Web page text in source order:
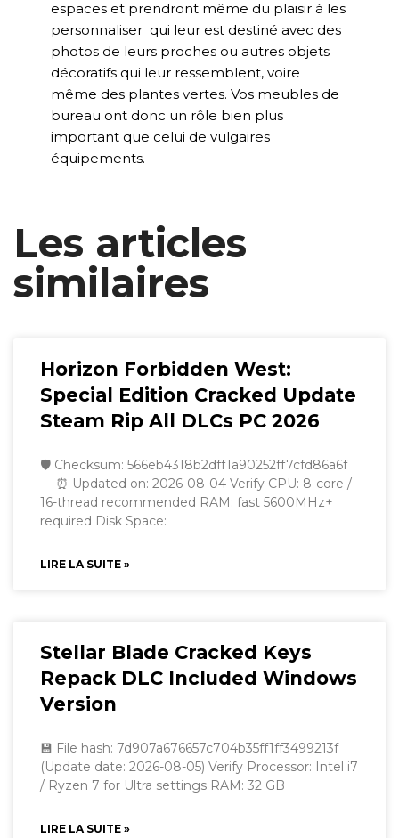
espaces et prendront même du plaisir à les
personnaliser qui leur est destiné avec des
photos de leurs proches ou autres objets
décoratifs qui leur ressemblent, voire
même des plantes vertes. Vos meubles de
bureau ont donc un rôle bien plus
important que celui de vulgaires
équipements.
Les articles
similaires
Horizon Forbidden West:
Special Edition Cracked Update
Steam Rip All DLCs PC 2026
🛡️ Checksum: 566eb4318b2dff1a90252ff7cfd86a6f
— ⏰ Updated on: 2026-08-04 Verify CPU: 8-core /
16-thread recommended RAM: fast 5600MHz+
required Disk Space:
LIRE LA SUITE »
Stellar Blade Cracked Keys
Repack DLC Included Windows
Version
💾 File hash: 7d907a676657c704b35ff1ff3499213f
(Update date: 2026-08-05) Verify Processor: Intel i7
/ Ryzen 7 for Ultra settings RAM: 32 GB
LIRE LA SUITE »